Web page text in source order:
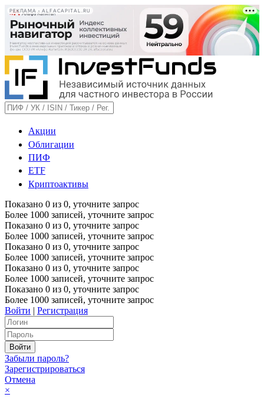
РЕКЛАМА • ALFACAPITAL.RU
Акции
Облигации
ПИФ
ETF
Криптоактивы
Показано 0 из 0, уточните запрос
Более 1000 записей, уточните запрос
Показано 0 из 0, уточните запрос
Более 1000 записей, уточните запрос
Показано 0 из 0, уточните запрос
Более 1000 записей, уточните запрос
Показано 0 из 0, уточните запрос
Более 1000 записей, уточните запрос
Показано 0 из 0, уточните запрос
Более 1000 записей, уточните запрос
Войти | Регистрация
Забыли пароль?
Зарегистрироваться
Отмена
×